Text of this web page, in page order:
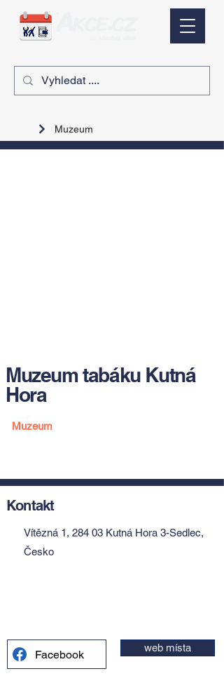
Muzeum
Muzeum tabáku Kutná
Hora
Muzeum
Kontakt
Vítězná 1, 284 03 Kutná Hora 3-Sedlec,
Česko
Facebook web místa